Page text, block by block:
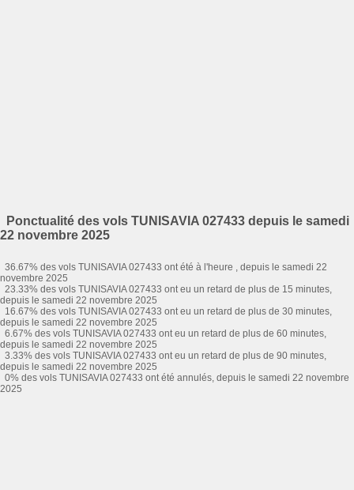
Ponctualité des vols TUNISAVIA 027433 depuis le samedi
22 novembre 2025
36.67% des vols TUNISAVIA 027433 ont été à l'heure , depuis le samedi 22
novembre 2025
23.33% des vols TUNISAVIA 027433 ont eu un retard de plus de 15 minutes,
depuis le samedi 22 novembre 2025
16.67% des vols TUNISAVIA 027433 ont eu un retard de plus de 30 minutes,
depuis le samedi 22 novembre 2025
6.67% des vols TUNISAVIA 027433 ont eu un retard de plus de 60 minutes,
depuis le samedi 22 novembre 2025
3.33% des vols TUNISAVIA 027433 ont eu un retard de plus de 90 minutes,
depuis le samedi 22 novembre 2025
0% des vols TUNISAVIA 027433 ont été annulés, depuis le samedi 22 novembre
2025